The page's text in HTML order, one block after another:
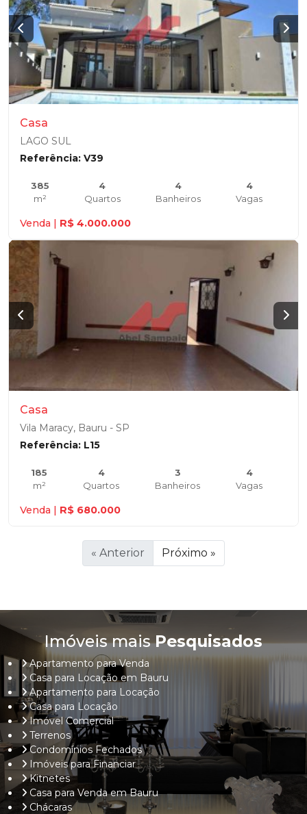
Casa
LAGO SUL
Referência: V39
385
m²
4
Quartos
4
Banheiros
4
Vagas
Venda | R$ 4.000.000
Casa
Vila Maracy, Bauru - SP
Referência: L15
185
m²
4
Quartos
3
Banheiros
4
Vagas
Venda | R$ 680.000
« Anterior Próximo »
Imóveis maisPesquisados
Apartamento para Venda
Casa para Locação em Bauru
Apartamento para Locação
Casa para Locação
Imóvel Comercial
Terrenos
Condomínios Fechados
Imóveis para Financiar
Kitnetes
Casa para Venda em Bauru
Chácaras